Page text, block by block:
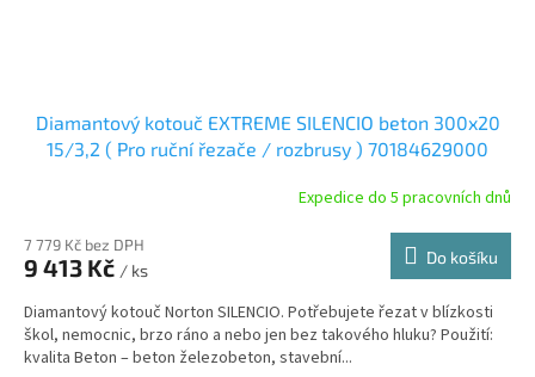
Diamantový kotouč EXTREME SILENCIO beton 300x20
15/3,2 ( Pro ruční řezače / rozbrusy ) 70184629000
Expedice do 5 pracovních dnů
7 779 Kč bez DPH
9 413 Kč / ks
Do košíku
Diamantový kotouč Norton SILENCIO. Potřebujete řezat v blízkosti
škol, nemocnic, brzo ráno a nebo jen bez takového hluku? Použití:
kvalita Beton – beton železobeton, stavební...